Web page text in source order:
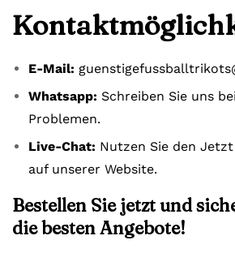
E-Mail:
Whatsapp: Schreiben Sie uns
Problemen.
Live-Chat: Nutzen Sie den
auf unserer Website.
Bestellen Sie jetzt und
die besten Angebote!